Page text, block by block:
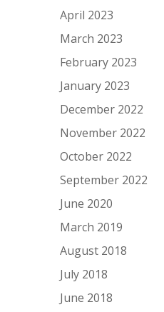
April 2023
March 2023
February 2023
January 2023
December 2022
November 2022
October 2022
September 2022
June 2020
March 2019
August 2018
July 2018
June 2018